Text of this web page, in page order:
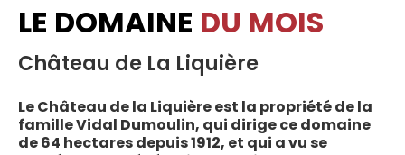
LE DOMAINE DU MOIS
Château de La Liquière
Le Château de la Liquière est la propriété de la
famille Vidal Dumoulin, qui dirige ce domaine
de 64 hectares depuis 1912, et qui a vu se